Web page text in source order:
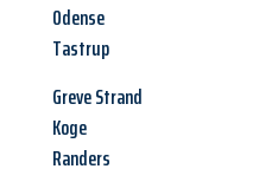
Odense
Tastrup
Greve Strand
Koge
Randers